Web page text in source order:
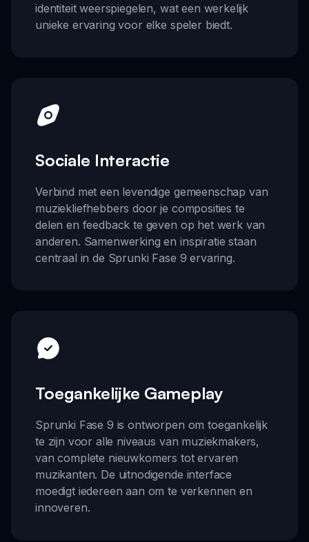
identiteit weerspiegelen, wat een werkelijk
unieke ervaring voor elke speler biedt.
Sociale Interactie
Verbind met een levendige gemeenschap van
muziekliefhebbers door je composities te
delen en feedback te geven op het werk van
anderen. Samenwerking en inspiratie staan
centraal in de Sprunki Fase 9 ervaring.
Toegankelijke Gameplay
Sprunki Fase 9 is ontworpen om toegankelijk
te zijn voor alle niveaus van muziekmakers,
van complete nieuwkomers tot ervaren
muzikanten. De uitnodigende interface
moedigt iedereen aan om te verkennen en
innoveren.